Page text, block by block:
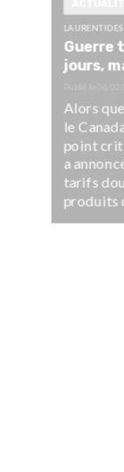
Guerre
jours,
Alors
le
point
a
tarifs
produits